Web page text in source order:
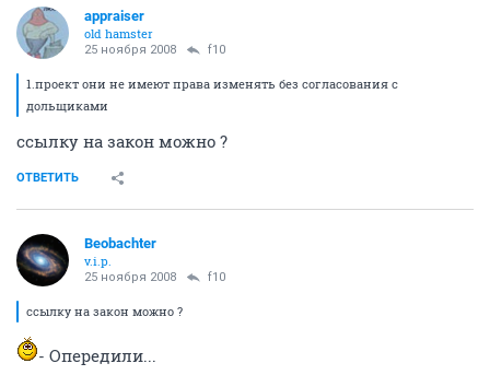
appraiser
old hamster
25 ноября 2008 f10
1.проект они не имеют права изменять без согласования с
дольщиками
ссылку на закон можно ?
ОТВЕТИТЬ
Beobachter
v.i.p.
25 ноября 2008 f10
ссылку на закон можно ?
- Опередили...